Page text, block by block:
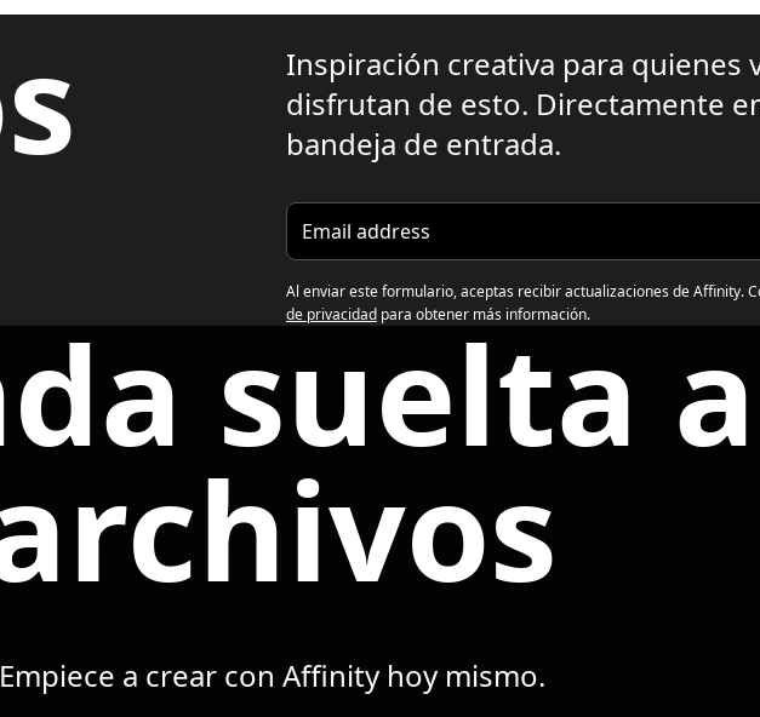
Inspiración creativa para quienes
disfrutan de esto. Directamente
bandeja de entrada.
Email address
Al enviar este formulario, aceptas recibir actualizaciones de Affinity.
de privacidad para obtener más información.
suelta
Empiece a crear con Affinity hoy mismo.